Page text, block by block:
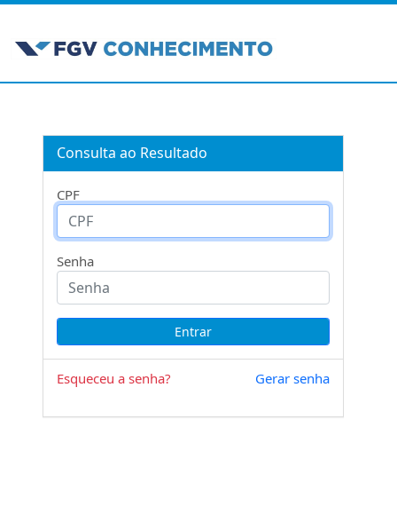
Consulta ao Resultado
CPF
Senha
Esqueceu a senha? Gerar senha